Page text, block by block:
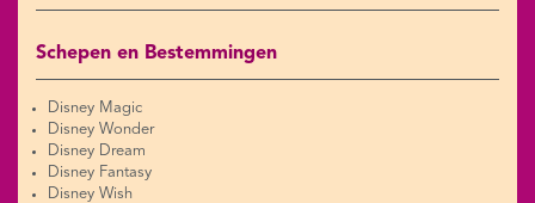
Schepen en Bestemmingen
Disney Magic
Disney Wonder
Disney Dream
Disney Fantasy
Disney Wish